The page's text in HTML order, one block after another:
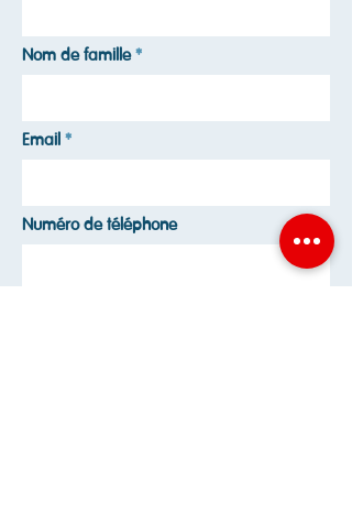
Nom de famille
Email
Numéro de téléphone